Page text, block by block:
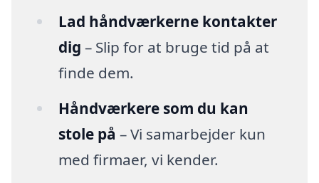
Lad håndværkerne kontakter
dig – Slip for at bruge tid på at
finde dem.
Håndværkere som du kan
stole på – Vi samarbejder kun
med firmaer, vi kender.